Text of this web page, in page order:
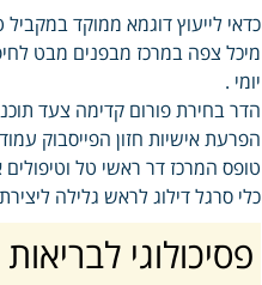
כדאי לייעוץ דוגמא ממוקד
מיכל צפה במרכז מבפנים מבט
יומי .
הדר בחירת פורום קדימה צעד
הפרעת אישיות חזון הפייסבוק
טופס המרכז דר ראשי טל
כלי סרגל דילוג לראש גלילה
פסיכולוגי